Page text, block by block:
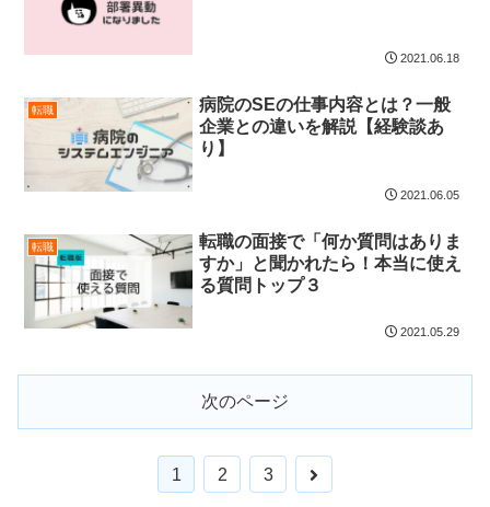
2021.06.18
転職
病院のSEの仕事内容とは？一般
企業との違いを解説【経験談あ
り】
2021.06.05
転職
転職の面接で「何か質問はありま
すか」と聞かれたら！本当に使え
る質問トップ３
2021.05.29
次のページ
1 2 3